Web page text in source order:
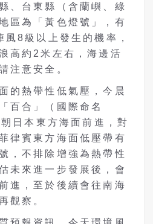
、台東縣（含蘭嶼、綠
區為「黃色燈號」，有
8級以上發生的機率，
高約2米左右，海邊活
注意安全。
的熱帶性低氣壓，今晨
百合」（國際命名
日本東方海面前進，對
律賓東方海面低壓帶有
，不排除增強為熱帶性
未來進一步發展後，會
進，至於後續會往南海
觀察。